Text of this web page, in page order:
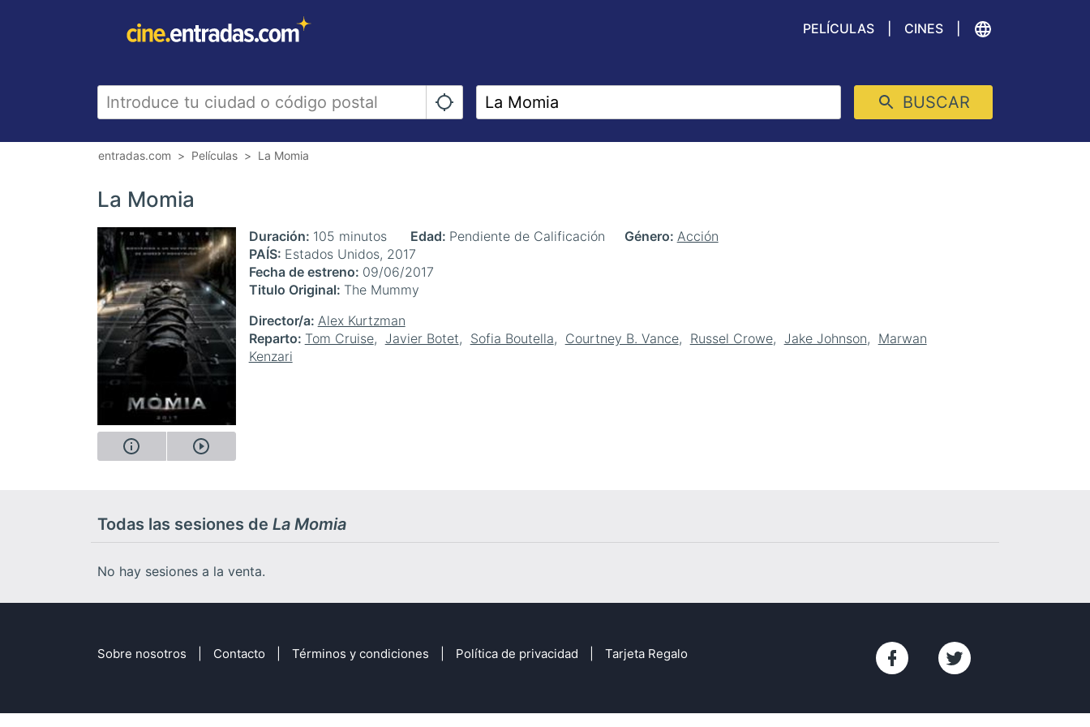
PELÍCULAS CINES
BUSCAR
entradas.com Películas La Momia
La Momia
Duración 105 minutos Edad Pendiente de Calificación Género Acción
PAÍS Estados Unidos, 2017
Fecha de estreno 09/06/2017
Titulo Original The Mummy
Director/a Alex Kurtzman
Reparto Tom Cruise Javier Botet Sofia Boutella Courtney B. Vance Russel Crowe Jake Johnson
Marwan
Kenzari
Todas las sesiones de La Momia
No hay sesiones a la venta.
Sobre nosotros Contacto Términos y condiciones Política de privacidad Tarjeta Regalo